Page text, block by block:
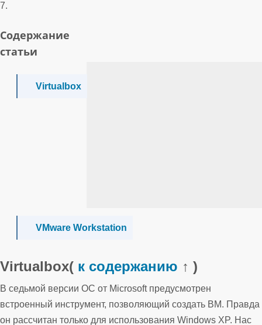
7.
Содержание
статьи
Virtualbox
VMware Workstation
Virtualbox( к содержанию ↑ )
В седьмой версии ОС от Microsoft предусмотрен
встроенный инструмент, позволяющий создать ВМ. Правда
он рассчитан только для использования Windows XP. Нас